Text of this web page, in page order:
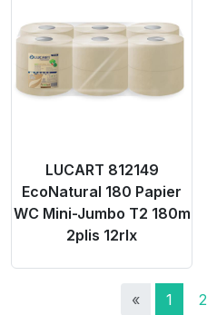
LUCART 812149
EcoNatural 180 Papier
WC Mini-Jumbo T2 180m
2plis 12rlx
« 1 2